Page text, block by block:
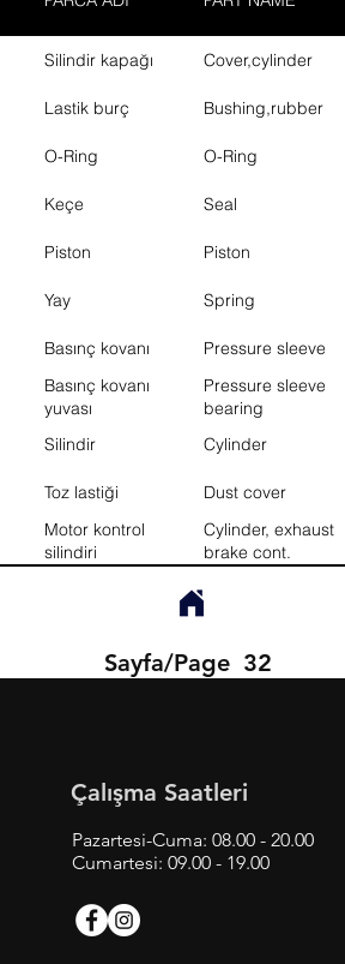
Silindir kapağı Cover,cylinder
Lastik burç Bushing,rubber
O-Ring O-Ring
Keçe Seal
Piston Piston
Yay Spring
Basınç kovanı Pressure sleeve
Basınç kovanı
yuvası
Pressure sleeve
bearing
Silindir Cylinder
Toz lastiği Dust cover
Motor kontrol
silindiri
Cylinder, exhaust
brake cont.
Sayfa/Page 32
Çalışma Saatleri
Pazartesi-Cuma: 08.00 - 20.00
Cumartesi: 09.00 - 19.00